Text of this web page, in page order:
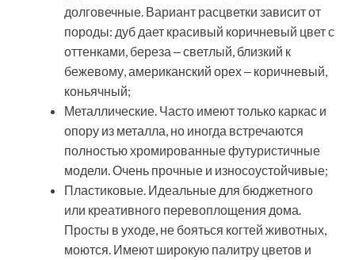
долговечные. Вариант расцветки зависит от
породы: дуб дает красивый коричневый цвет с
оттенками, береза ‒ светлый, близкий к
бежевому, американский орех ‒ коричневый,
коньячный;
Металлические. Часто имеют только каркас и
опору из металла, но иногда встречаются
полностью хромированные футуристичные
модели. Очень прочные и износоустойчивые;
Пластиковые. Идеальные для бюджетного
или креативного перевоплощения дома.
Просты в уходе, не бояться когтей животных,
моются. Имеют широкую палитру цветов и